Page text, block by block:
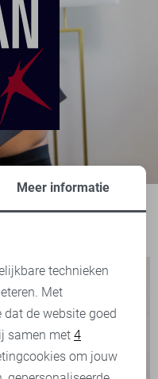
Meer informatie
technieken
Met
de website goed
samen met 4
om jouw